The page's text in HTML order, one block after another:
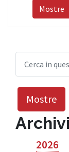
Mostre
Mostre
2026